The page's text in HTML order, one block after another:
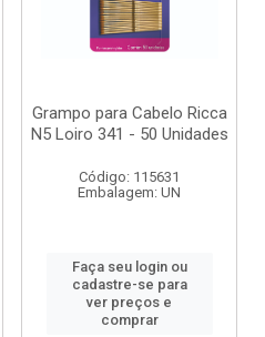
Grampo para Cabelo Ricca
N5 Loiro 341 - 50 Unidades
Código: 115631
Embalagem: UN
Faça seu login ou
cadastre-se para
ver preços e
comprar